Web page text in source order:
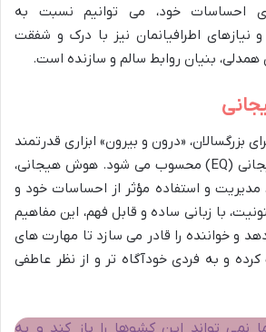
احساسات خود، می توانیم نسبت به
اطرافیانمان نیز با درک و شفقت
همدلی، بنیان روابط سالم و سازنده است.
بزرگسالان، «درون و بیرون» ابزاری قدرتمند
برای افزایش هوش هیجانی (EQ) محسوب می شود. هوش هیجانی،
مدیریت و استفاده مؤثر از احساسات خود و
با زبانی ساده و قابل فهم، این مفاهیم
و خواننده را قادر می سازد تا مهارت های
و به فردی خودآگاه تر و از نظر عاطفی